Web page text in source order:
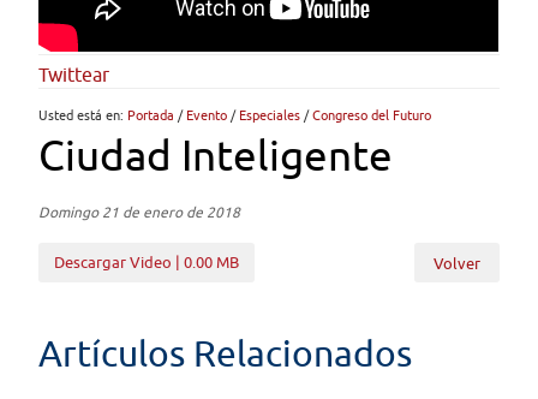
Twittear
Usted está en: Portada / Evento / Especiales /Congreso del Futuro
Ciudad Inteligente
Domingo 21 de enero de 2018
Descargar Video | 0.00 MB Volver
Artículos Relacionados